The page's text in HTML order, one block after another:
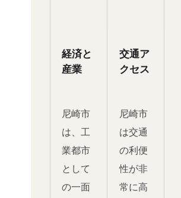
経済と
産業
尼崎市
は、工
業都市
として
の一面
交通ア
クセス
尼崎市
は交通
の利便
性が非
常に高